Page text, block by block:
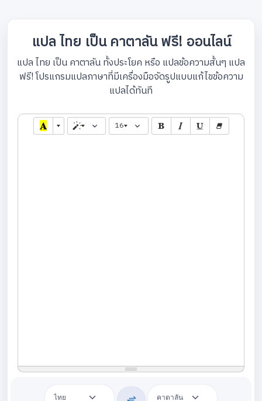
แปล ไทย เป็น คาตาลัน ฟรี! ออนไลน์
แปล ไทย เป็น คาตาลัน ทั้งประโยค หรือ แปลข้อความสั้นๆ แปล
ฟรี! โปรแกรมแปลภาษาที่มีเครื่องมือจัดรูปแบบแก้ไขข้อความ
แปลได้ทันที
16